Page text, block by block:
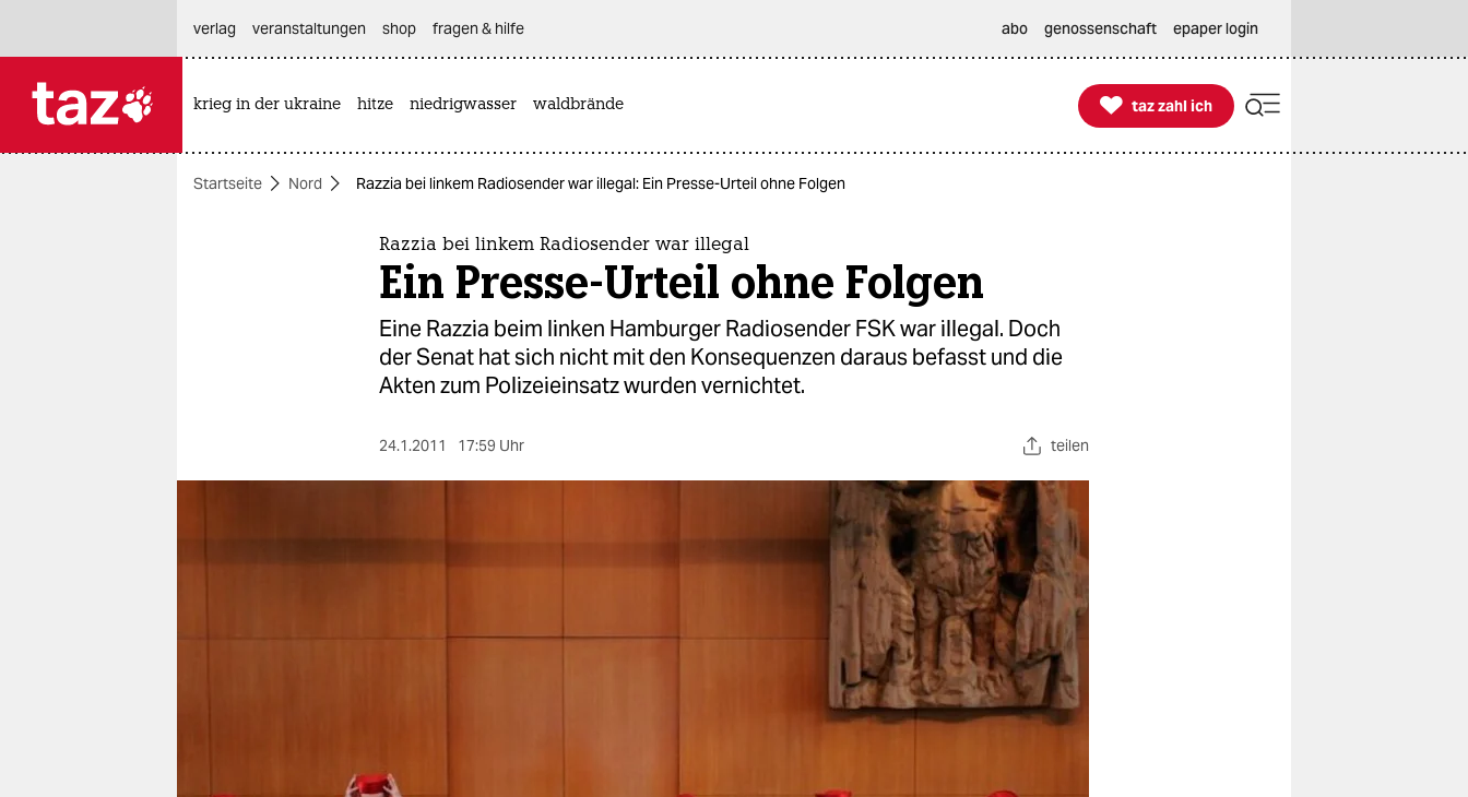
themen
verlag
veranstaltungen shop fragen & hilfe abo genossenschaft epaper login
krieg in der ukraine hitze niedrigwasser waldbrände 
taz zahl ich
taz zahl ich
Startseite Nord Razzia bei linkem Radiosender war illegal: Ein Presse-Urteil ohne Folgen
Razzia bei linkem Radiosender war illegal
Ein Presse-Urteil ohne Folgen
Eine Razzia beim linken Hamburger Radiosender FSK war illegal. Doch
der Senat hat sich nicht mit den Konsequenzen daraus befasst und die
Akten zum Polizeieinsatz wurden vernichtet.
24.1.2011 17:59 Uhr teilen